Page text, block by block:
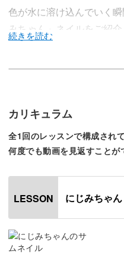
色が水に溶け込んでいく
みちゃん」ネイルをご紹介
との奥行き感も魅力のアー
どのように作っていくの
レッスンでは、にじませる
からレクチャー。
カリキュラム
全1回のレッスンで構成されて
何度でも動画を見返すことが
LESSON にじみちゃん